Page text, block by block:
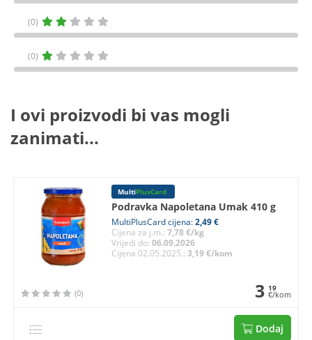
(0)
(0)
I ovi proizvodi bi vas mogli
zanimati...
MultiPlusCard
Podravka Napoletana Umak 410 g
MultiPlusCard cijena:2,49 €
Cijena za j.m.:7,78 €/kg
Vrijedi do:06.09.2026
Cijena 02.05.2025.:3,19 €/kom
(0) 3 19
€/kom
Dodaj